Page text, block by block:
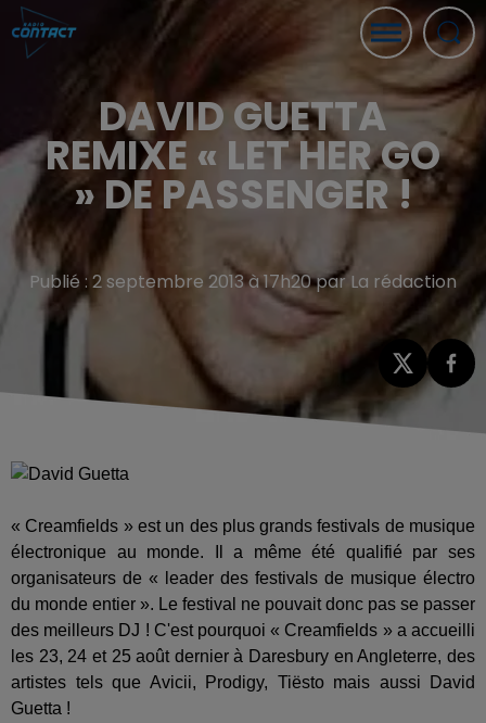
DAVID GUETTA
REMIXE « LET HER GO
» DE PASSENGER !
Publié : 2 septembre 2013 à 17h20 par La rédaction
« Creamfields » est un des plus grands festivals de musique
électronique au monde. Il a même été qualifié par ses
organisateurs de « leader des festivals de musique électro
du monde entier ». Le festival ne pouvait donc pas se passer
des meilleurs DJ ! C'est pourquoi « Creamfields » a accueilli
les 23, 24 et 25 août dernier à Daresbury en Angleterre, des
artistes tels que Avicii, Prodigy, Tiësto mais aussi David
Guetta !